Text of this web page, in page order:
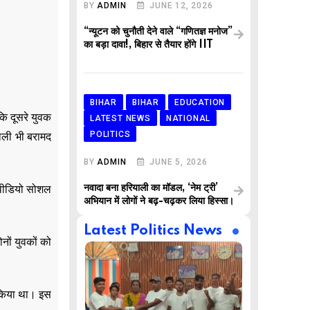
दूसरे युवक
भी बरामद
सोशल
युवकों को
था। इस
BYADMIN JUNE 12, 2026
“न्यूटन को चुनौती देने वाले “गणितज्ञ मनोज”
का बड़ा दावा!, बिहार से तैयार होंगे IIT
BIHAR BIHAR
EDUCATION
LATEST NEWS
NATIONAL
POLITICS
BYADMIN JUNE 5, 2026
नवादा बना हरियाली का मॉडल, ‘नेम ट्री’
अभियान में लोगों ने बढ़-चढ़कर लिया हिस्सा।
Latest Politics News